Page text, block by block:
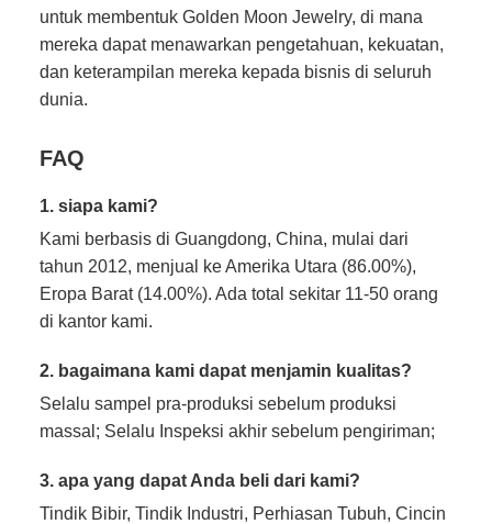
untuk membentuk Golden Moon Jewelry, di mana
mereka dapat menawarkan pengetahuan, kekuatan,
dan keterampilan mereka kepada bisnis di seluruh
dunia.
FAQ
1. siapa kami?
Kami berbasis di Guangdong, China, mulai dari
tahun 2012, menjual ke Amerika Utara (86.00%),
Eropa Barat (14.00%). Ada total sekitar 11-50 orang
di kantor kami.
2. bagaimana kami dapat menjamin kualitas?
Selalu sampel pra-produksi sebelum produksi
massal; Selalu Inspeksi akhir sebelum pengiriman;
3. apa yang dapat Anda beli dari kami?
Tindik Bibir, Tindik Industri, Perhiasan Tubuh, Cincin